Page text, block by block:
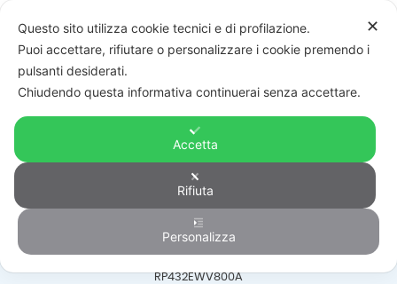
Antintrusione
HOME/PRODOTTI/ANTINTRUSIONE/MODULI ESPANSIONE/
RP432EWV800A
✕
Questo sito utilizza cookie tecnici e di profilazione.
Puoi accettare, rifiutare o personalizzare i cookie premendo i
pulsanti desiderati.
Chiudendo questa informativa continuerai senza accettare.
Accetta
Rifiuta
Personalizza